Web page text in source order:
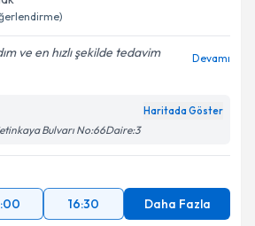
ve en hızlı şekilde tedavim
Devamı
Haritada Göster
Bulvarı No:66Daire:3
16:30 Daha Fazla